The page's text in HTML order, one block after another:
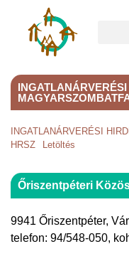
Őriszentpéteri
9941 Őriszentpéter,
telefon: 94/548-050,
INGATLANÁRVERÉSI
HRSZ
Letöltés